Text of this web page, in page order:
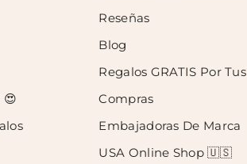
😍
Reseñas
Blog
Regalos GRATIS Por Tus
Compras
Embajadoras De Marca
USA Online Shop 🇺🇸